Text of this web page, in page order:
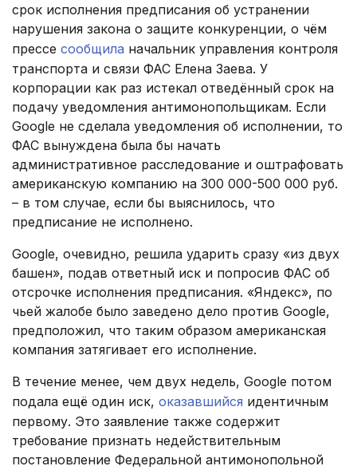
срок исполнения предписания об устранении
нарушения закона о защите конкуренции, о чём
прессе сообщила начальник управления контроля
транспорта и связи ФАС Елена Заева. У
корпорации как раз истекал отведённый срок на
подачу уведомления антимонопольщикам. Если
Google не сделала уведомления об исполнении, то
ФАС вынуждена была бы начать
административное расследование и оштрафовать
американскую компанию на 300 000-500 000 руб.
– в том случае, если бы выяснилось, что
предписание не исполнено.
Google, очевидно, решила ударить сразу «из двух
башен», подав ответный иск и попросив ФАС об
отсрочке исполнения предписания. «Яндекс», по
чьей жалобе было заведено дело против Google,
предположил, что таким образом американская
компания затягивает его исполнение.
В течение менее, чем двух недель, Google потом
подала ещё один иск, оказавшийся идентичным
первому. Это заявление также содержит
требование признать недействительным
постановление Федеральной антимонопольной